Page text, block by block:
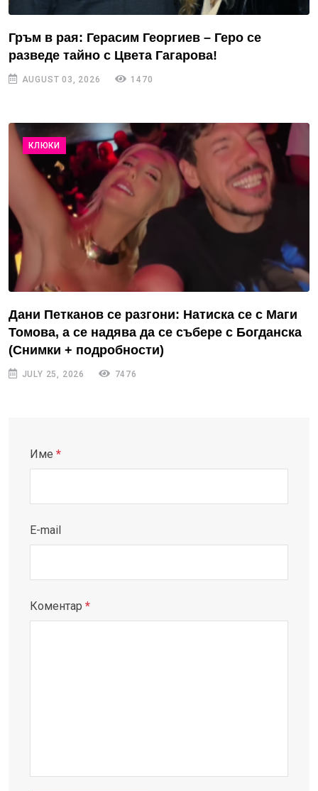
Гръм в рая: Герасим Георгиев – Геро се
разведе тайно с Цвета Гагарова!
AUGUST 03, 2026 1470
КЛЮКИ
Дани Петканов се разгони: Натиска се с Маги
Томова, а се надява да се събере с Богданска
(Снимки + подробности)
JULY 25, 2026 7476
Име *
E-mail
Коментар *